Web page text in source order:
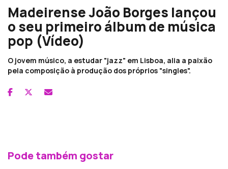
Madeirense João Borges lançou
o seu primeiro álbum de música
pop (Vídeo)
O jovem músico, a estudar "jazz" em Lisboa, alia a paixão
pela composição à produção dos próprios "singles".
Pode também gostar